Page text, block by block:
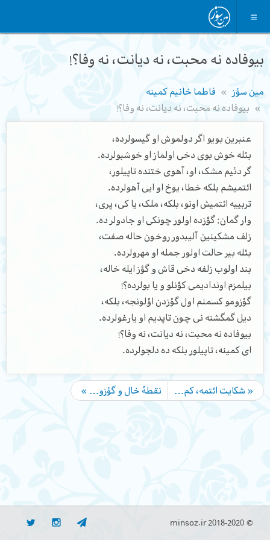
بیوفاده نه محبت، نه دیانت، نه وفا؟!
مین سؤز
فاطما خانیم کمینه
بیوفاده نه محبت، نه دیانت، نه وفا؟!
عنبرین بویو اگر دولموش او گیسولرده،
بئله خوش بوی دخی اولماز او خوشبولرده.
گر دئیم مشک، او، آهوی ختنده تاپیلور،
ائتمیشم بلکه خطا، یوخ او ایی آهولرده.
تربییه ائتمیش اونو، بلکه، ملک، یا کی، پری،
وار گمان: گؤزده اولور چونکی او جادولر ده.
زلف مشکینین آلیبدور روخون حاله صفت،
بئله بیر حالت اولور جمله او مهرولرده.
بند اولوب زلفه دخی قاش و گؤز ایله خاله،
بیلمزم اوندادیمی کؤنلو و یا بولرده؟!
گؤزومو کسمنم اول گؤزدن اؤلونجه، بلکه،
دیل گمگشته نی چون تاپدیم او یارغولرده.
بیوفاده نه محبت، نه دیانت، نه وفا؟!
ای کمینه، تاپیلور بلکه ده دلجولرده.
« شکایت ائتمه، کم… نقطۀ خال و گؤزو… »
© minsoz.ir 2018-2020